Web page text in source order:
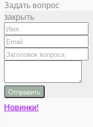
Задать вопрос
закрыть
Отправить
Новинки!